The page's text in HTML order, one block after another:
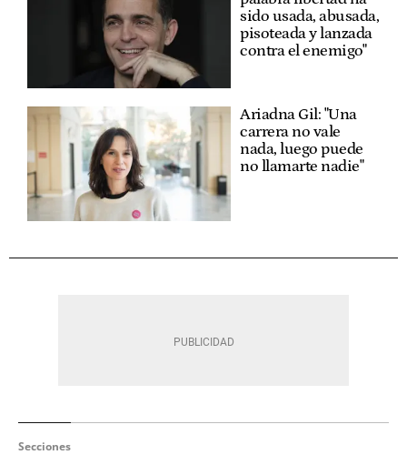
sido usada, abusada,
pisoteada y lanzada
contra el enemigo"
Ariadna Gil: "Una
carrera no vale
nada, luego puede
no llamarte nadie"
Secciones